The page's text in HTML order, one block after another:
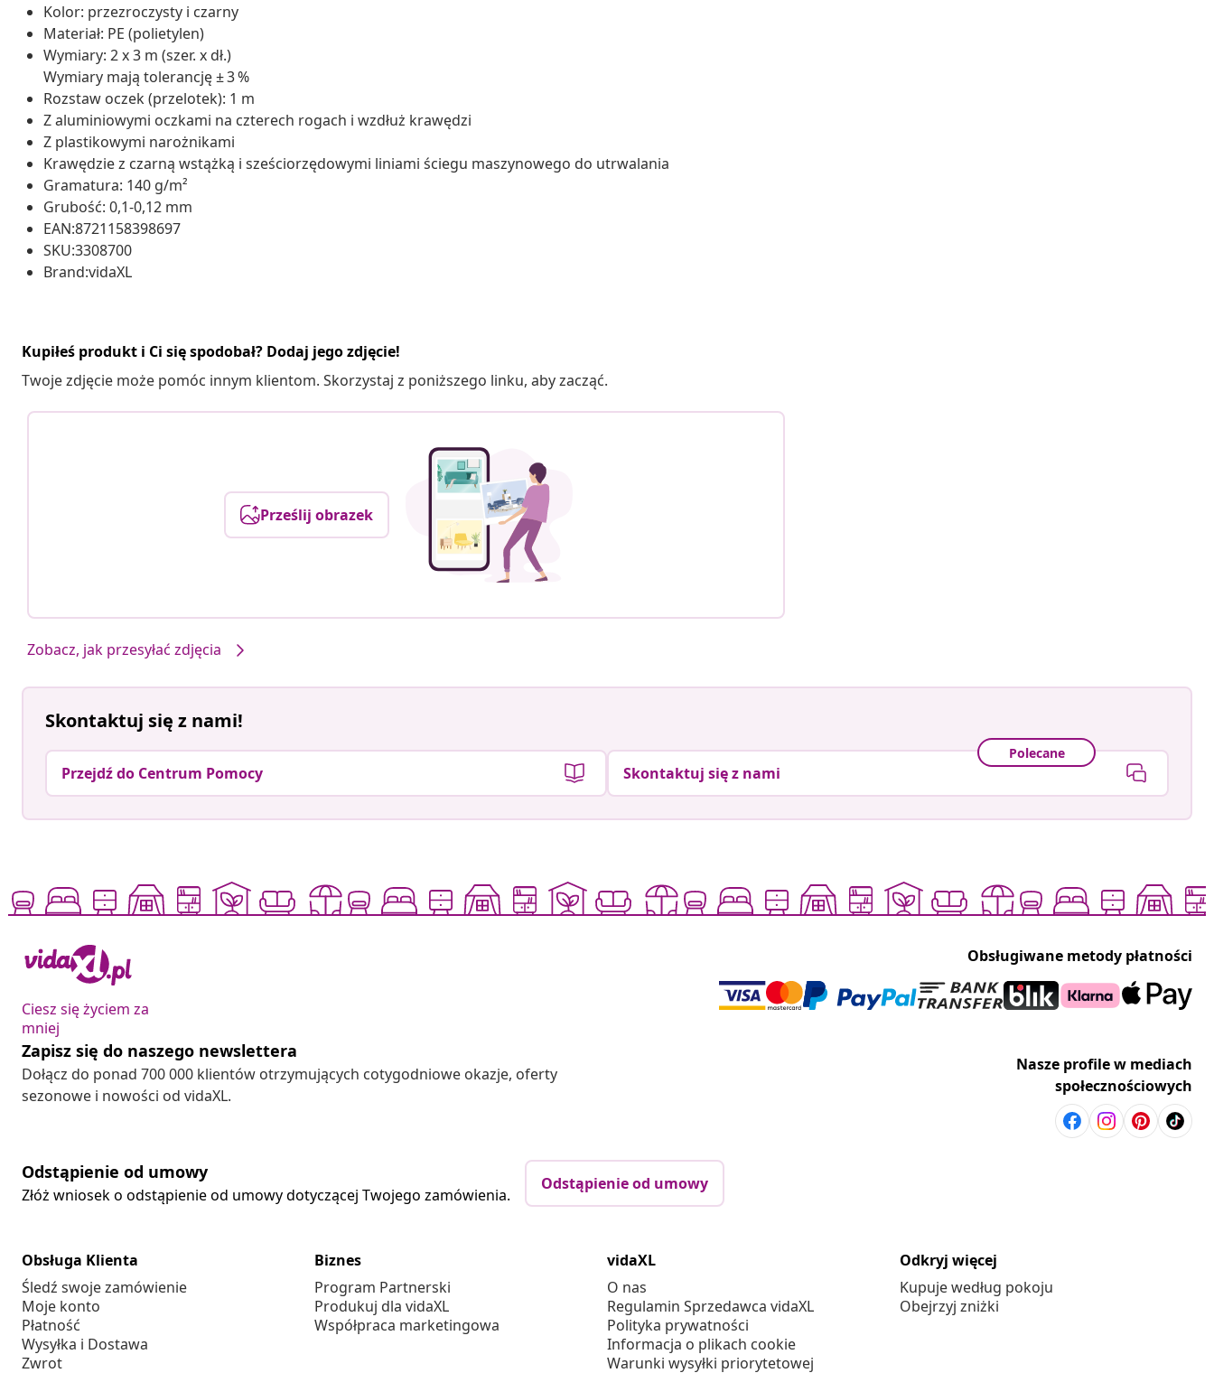
Kolor: przezroczysty i czarny
Materiał: PE (polietylen)
Wymiary: 2 x 3 m (szer. x dł.)
Wymiary mają tolerancję ± 3 %
Rozstaw oczek (przelotek): 1 m
Z aluminiowymi oczkami na czterech rogach i wzdłuż krawędzi
Z plastikowymi narożnikami
Krawędzie z czarną wstążką i sześciorzędowymi liniami ściegu maszynowego do utrwalania
Gramatura: 140 g/m²
Grubość: 0,1-0,12 mm
EAN:8721158398697
SKU:3308700
Brand:vidaXL
Kupiłeś produkt i Ci się spodobał? Dodaj jego zdjęcie!
Twoje zdjęcie może pomóc innym klientom. Skorzystaj z poniższego linku, aby zacząć.
Prześlij obrazek
Zobacz, jak przesyłać zdjęcia
Skontaktuj się z nami!
Przejdź do Centrum Pomocy
Polecane
Skontaktuj się z nami
Ciesz się życiem za
mniej
Obsługiwane metody płatności
Zapisz się do naszego newslettera
Dołącz do ponad 700 000 klientów otrzymujących cotygodniowe okazje, oferty
sezonowe i nowości od vidaXL.
Nasze profile w mediach
społecznościowych
Odstąpienie od umowy
Złóż wniosek o odstąpienie od umowy dotyczącej Twojego zamówienia.
Odstąpienie od umowy
Obsługa Klienta
Śledź swoje zamówienie
Moje konto
Płatność
Wysyłka i Dostawa
Zwrot
Biznes
Program Partnerski
Produkuj dla vidaXL
Współpraca marketingowa
vidaXL
O nas
Regulamin Sprzedawca vidaXL
Polityka prywatności
Informacja o plikach cookie
Warunki wysyłki priorytetowej
Odkryj więcej
Kupuje według pokoju
Obejrzyj zniżki